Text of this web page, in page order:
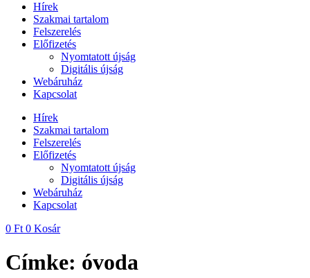
Hírek
Szakmai tartalom
Felszerelés
Előfizetés
Nyomtatott újság
Digitális újság
Webáruház
Kapcsolat
Hírek
Szakmai tartalom
Felszerelés
Előfizetés
Nyomtatott újság
Digitális újság
Webáruház
Kapcsolat
0 Ft 0 Kosár
Címke: óvoda